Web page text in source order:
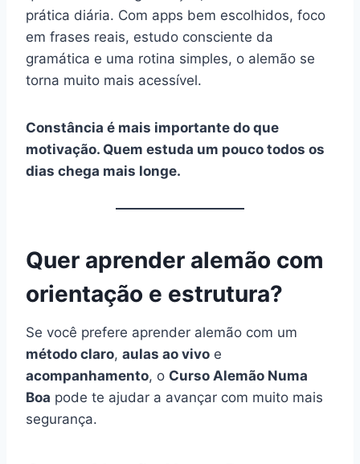
prática diária. Com apps bem escolhidos, foco
em frases reais, estudo consciente da
gramática e uma rotina simples, o alemão se
torna muito mais acessível.
Constância é mais importante do que
motivação. Quem estuda um pouco todos os
dias chega mais longe.
Quer aprender alemão com
orientação e estrutura?
Se você prefere aprender alemão com um
método claro, aulas ao vivo e
acompanhamento, o Curso Alemão Numa
Boa pode te ajudar a avançar com muito mais
segurança.